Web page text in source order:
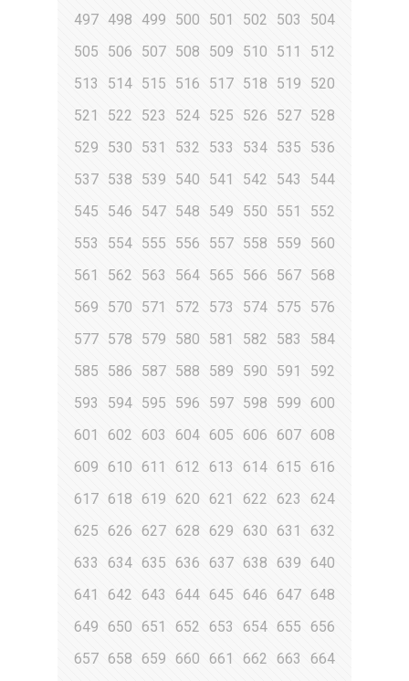
497 498 499 500 501 502 503
504
505
506 507 508 509 510 511
512
513
514 515 516 517 518 519
520
521
522 523 524 525 526 527 528
529
530 531 532 533 534 535
536
537 538 539 540 541 542 543
544
545
546 547 548 549 550 551
552
553
554 555 556 557 558 559
560
561
562 563 564 565 566 567 568
569
570 571 572 573 574 575
576
577 578 579 580 581 582 583
584
585
586 587 588 589 590 591
592
593
594 595 596 597 598 599
600
601
602 603 604 605 606 607 608
609
610 611 612 613 614 615
616
617 618 619 620 621 622 623
624
625
626 627 628 629 630 631
632
633
634 635 636 637 638 639 640
641
642 643 644 645 646 647 648
649
650 651 652 653 654 655 656
657 658 659 660 661 662 663
664